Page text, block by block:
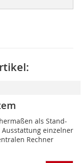
als Stand-
einzelner
Rechner